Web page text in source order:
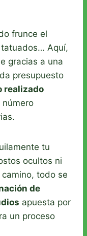
frunce el
tatuados… Aquí,
gracias a una
presupuesto
realizado
número
tu
ocultos ni
todo se
de
apuesta por
un proceso